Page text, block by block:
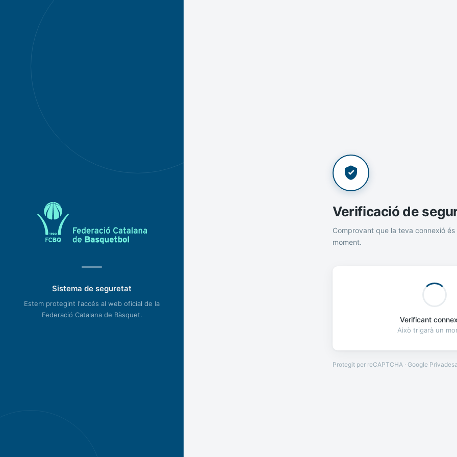
Sistema de seguretat
Estem protegint l'accés al web oficial de la
Federació Catalana de Bàsquet.
Verificació de
Comprovant que la teva connexió és
moment.
Verificant
Això trigarà un
Protegit per reCAPTCHA · Google Privadesa